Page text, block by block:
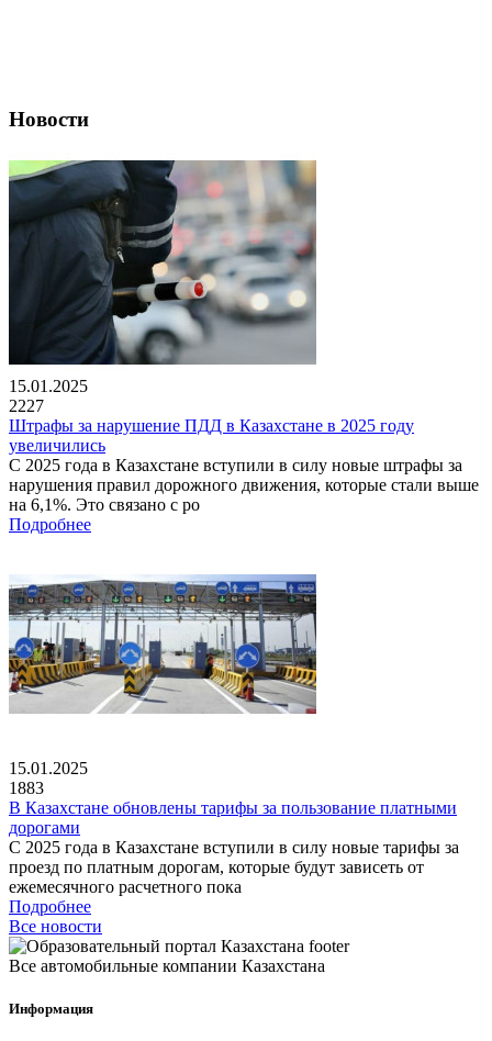
Новости
15.01.2025
2227
Штрафы за нарушение ПДД в Казахстане в 2025 году
увеличились
С 2025 года в Казахстане вступили в силу новые штрафы за
нарушения правил дорожного движения, которые стали выше
на 6,1%. Это связано с ро
Подробнее
15.01.2025
1883
В Казахстане обновлены тарифы за пользование платными
дорогами
С 2025 года в Казахстане вступили в силу новые тарифы за
проезд по платным дорогам, которые будут зависеть от
ежемесячного расчетного пока
Подробнее
Все новости
Все автомобильные компании Казахстана
Информация